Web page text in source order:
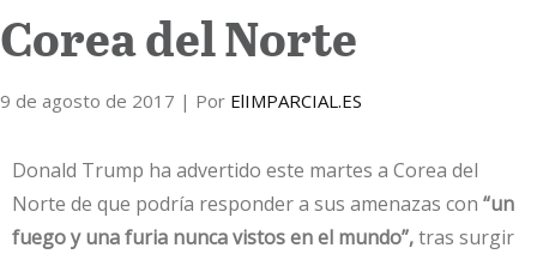
Cultura
Corea del Norte
9 de agosto de 2017 | Por ElIMPARCIAL.ES
Donald Trump ha advertido este martes a Corea del
Norte de que podría responder a sus amenazas con “un
fuego y una furia nunca vistos en el mundo”,tras surgir